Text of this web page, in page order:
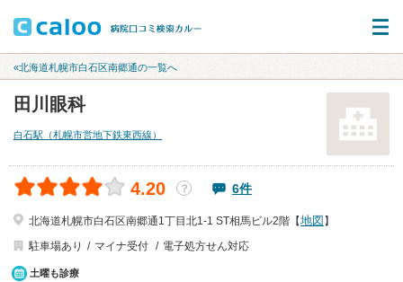
«北海道札幌市白石区南郷通の一覧へ
田川眼科
白石駅（札幌市営地下鉄東西線）
4.20 ？ 6件
北海道札幌市白石区南郷通1丁目北1-1 ST相馬ビル2階【地図 】
駐車場あり
マイナ受付 電子処方せん対応
土曜も診療